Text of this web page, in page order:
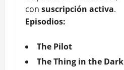
con suscripción activa.
Episodios:
The Pilot
The Thing in the Dark